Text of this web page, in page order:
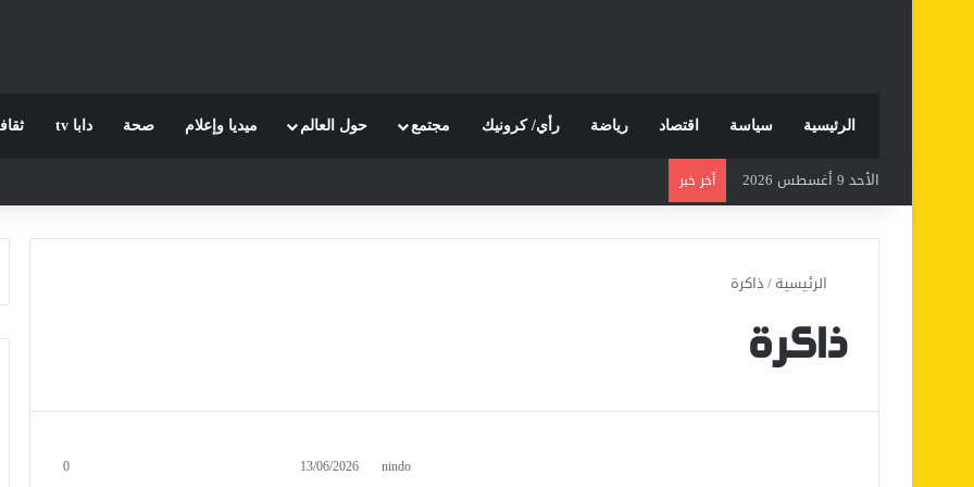
الرئيسية سياسة اقتصاد رياضة رأي/ كرونيك مجتمع حول العالم ميديا وإعلام صحة دابا tv
الأحد 9 أغسطس 2026 أخر خبر
الرئيسية/ذاكرة
ذاكرة
nindo
13/06/2026
0